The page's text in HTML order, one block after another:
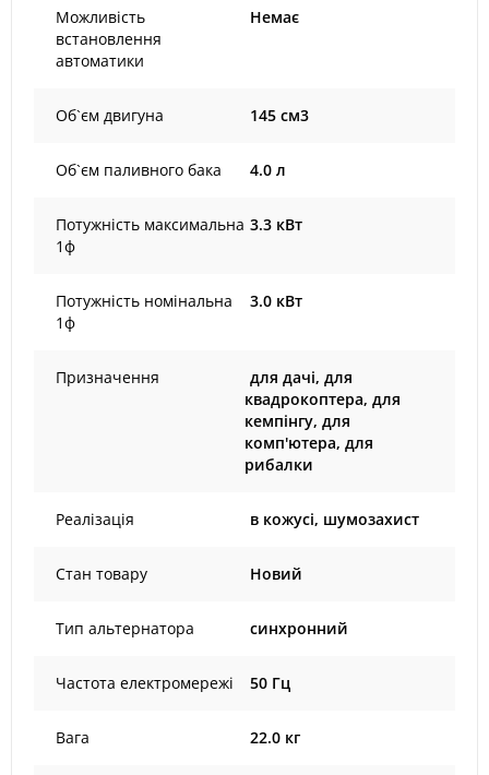
Можливість
встановлення
автоматики
Немає
Об`єм двигуна 145 см3
Об`єм паливного бака 4.0 л
Потужність максимальна
1ф
3.3 кВт
Потужність номінальна
1ф
3.0 кВт
Призначення
для дачі, для
квадрокоптера, для
кемпінгу, для
комп'ютера, для
рибалки
Реалізація в кожусі, шумозахист
Стан товару Новий
Тип альтернатора синхронний
Частота електромережі 50 Гц
Вага 22.0 кг